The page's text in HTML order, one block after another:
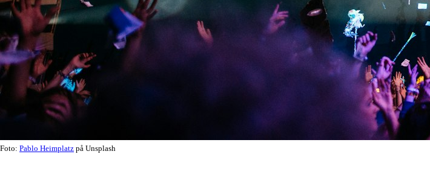
Foto: Pablo Heimplatz på Unsplash